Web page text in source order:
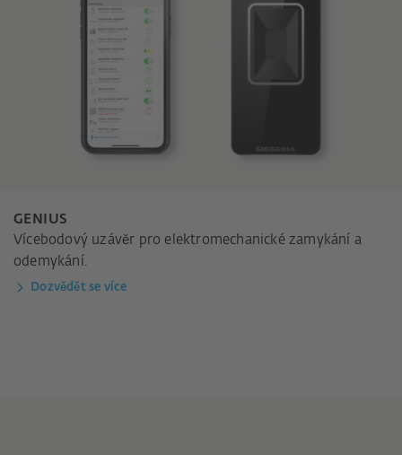
GENIUS
Vícebodový uzávěr pro elektromechanické zamykání a
odemykání.
Dozvědět se více